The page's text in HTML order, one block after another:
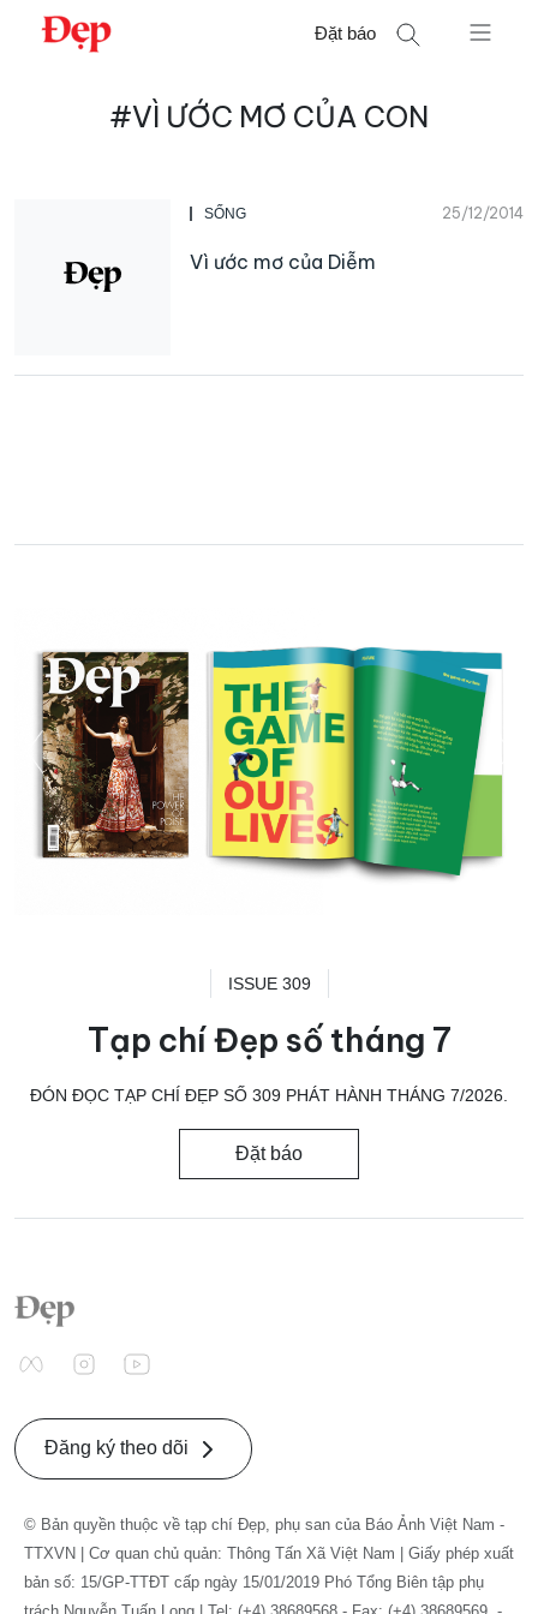
Chuyển
Đặt báo
#VÌ ƯỚC MƠ CỦA CON
SỐNG 25/12/2014
Vì ước mơ của Diễm
ISSUE 309
Tạp chí Đẹp số tháng 7
ĐÓN ĐỌC TẠP CHÍ ĐẸP SỐ 309 PHÁT HÀNH THÁNG 7/2026.
Đặt báo
Đăng ký theo dõi
© Bản quyền thuộc về tạp chí Đẹp, phụ san của Báo Ảnh Việt Nam -
TTXVN | Cơ quan chủ quản: Thông Tấn Xã Việt Nam | Giấy phép xuất
bản số: 15/GP-TTĐT cấp ngày 15/01/2019 Phó Tổng Biên tập phụ